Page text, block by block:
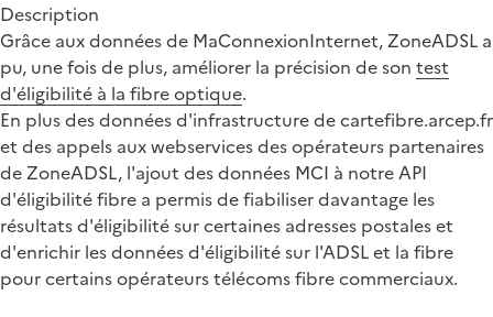
Description
Grâce aux données de MaConnexionInternet, ZoneADSL a
pu, une fois de plus, améliorer la précision de son test
d'éligibilité à la fibre optique.
En plus des données d'infrastructure de cartefibre.arcep.fr
et des appels aux webservices des opérateurs partenaires
de ZoneADSL, l'ajout des données MCI à notre API
d'éligibilité fibre a permis de fiabiliser davantage les
résultats d'éligibilité sur certaines adresses postales et
d'enrichir les données d'éligibilité sur l'ADSL et la fibre
pour certains opérateurs télécoms fibre commerciaux.